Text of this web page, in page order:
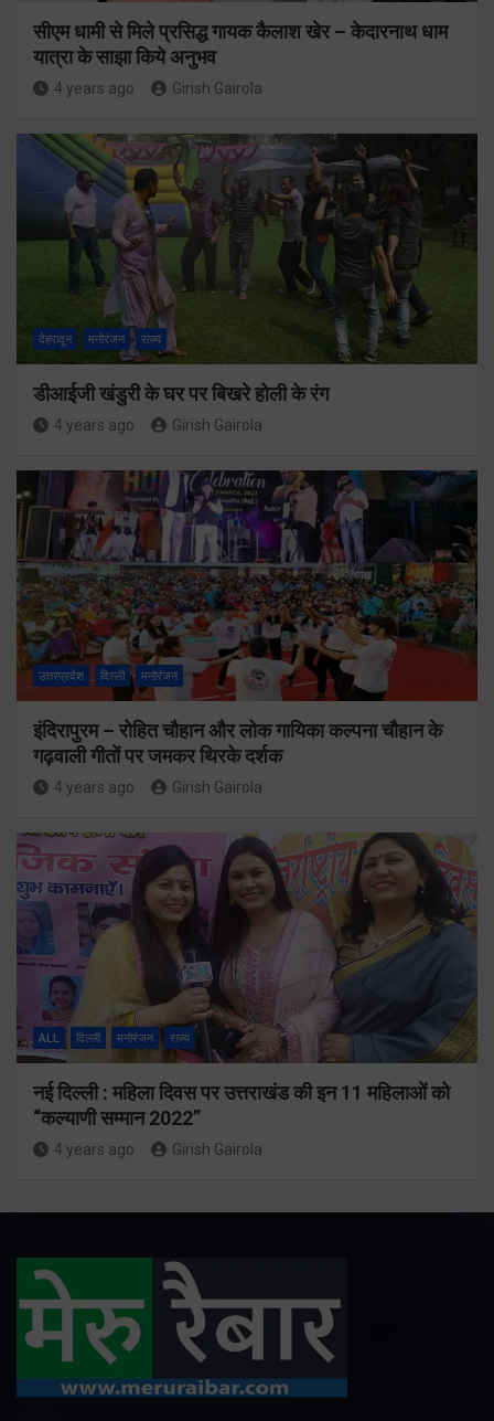
सीएम धामी से मिले प्रसिद्ध गायक कैलाश खेर – केदारनाथ धाम
यात्रा के साझा किये अनुभव
4 years ago Girish Gairola
देहरादून मनोरंजन राज्य
डीआईजी खंडुरी के घर पर बिखरे होली के रंग
4 years ago Girish Gairola
उत्तरप्रदेश दिल्ली मनोरंजन
इंदिरापुरम – रोहित चौहान और लोक गायिका कल्पना चौहान के
गढ़वाली गीतों पर जमकर थिरके दर्शक
4 years ago Girish Gairola
ALL दिल्ली मनोरंजन राज्य
नई दिल्ली : महिला दिवस पर उत्तराखंड की इन 11 महिलाओं को
“कल्याणी सम्मान 2022”
4 years ago Girish Gairola